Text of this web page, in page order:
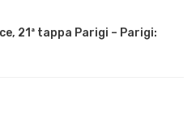
21ª tappa Parigi – Parigi: